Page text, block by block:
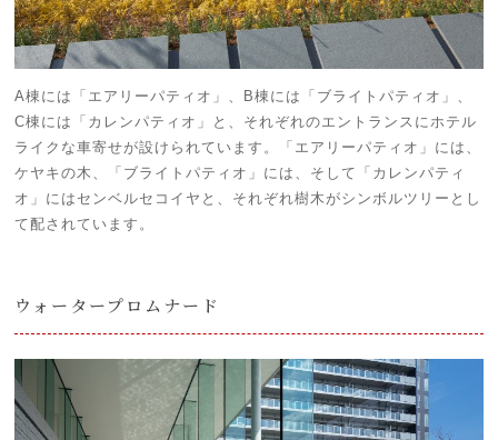
A棟には「エアリーパティオ」、B棟には「ブライトパティオ」、
C棟には「カレンパティオ」と、それぞれのエントランスにホテル
ライクな車寄せが設けられています。「エアリーパティオ」には、
ケヤキの木、「ブライトパティオ」には、そして「カレンパティ
オ」にはセンベルセコイヤと、それぞれ樹木がシンボルツリーとし
て配されています。
ウォータープロムナード